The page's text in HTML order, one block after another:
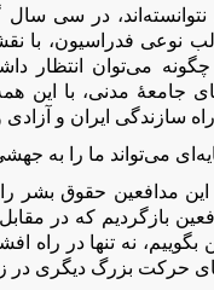
نتوانسته‌اند، در سی
نوعی فدراسیون، با
چگونه می‌توان
جامعۀ مدنی، با این
راه سازندگی ایران و
می‌تواند ما را به
این مدافعین حقوق
بازگردیم که در مقابل
نه تنها در راه
حرکت بزرگ دیگری در